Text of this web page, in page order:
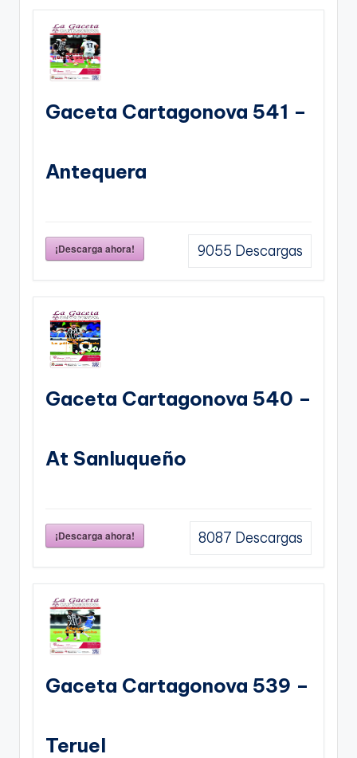
Gaceta Cartagonova 541 –
Antequera
¡Descarga ahora! 9055 Descargas
Gaceta Cartagonova 540 –
At Sanluqueño
¡Descarga ahora! 8087 Descargas
Gaceta Cartagonova 539 –
Teruel